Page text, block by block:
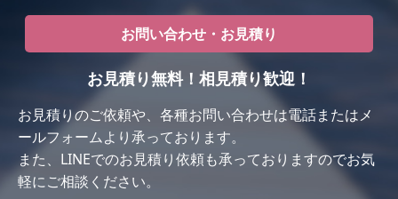
お問い合わせ・お見積り
お見積り無料！相見積り歓迎！
お⾒積りのご依頼や、各種お問い合わせは電話またはメ
ールフォームより承っております。
また、LINEでのお見積り依頼も承っておりますのでお気
軽にご相談ください。